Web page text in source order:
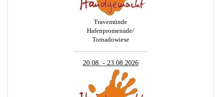
Travemünde
Hafenpromenade/
Tornadowiese
20.08. - 23.08.2026